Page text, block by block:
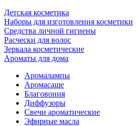
Детская косметика
Наборы для изготовления косметики
Средства личной гигиены
Расчески для волос
Зеркала косметические
Ароматы для дома
Аромалампы
Аромасаше
Благовония
Диффузоры
Свечи ароматические
Эфирные масла